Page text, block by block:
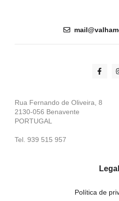
Rua Fernando de Oliveira, 8
2130-056 Benavente
PORTUGAL
Tel. 939 515 957
Legal
Política de